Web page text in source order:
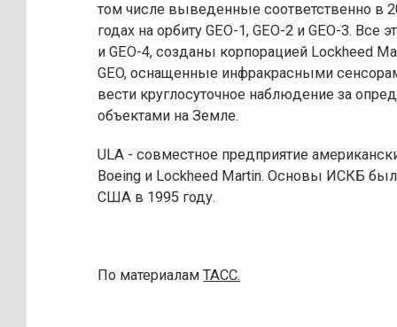
том числе выведенные соответственно в
годах на орбиту GEO-1, GEO-2 и GEO-3. Все
и GEO-4, созданы корпорацией Lockheed
GEO, оснащенные инфракрасными
вести круглосуточное наблюдение за
объектами на Земле.
ULA - совместное предприятие
Boeing и Lockheed Martin. Основы ИСКБ
США в 1995 году.
По материаламТАСС.